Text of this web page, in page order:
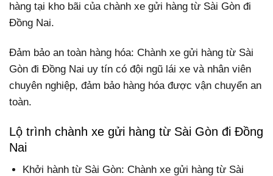
hàng tại kho bãi của chành xe gửi hàng từ Sài Gòn đi
Đồng Nai.
Đảm bảo an toàn hàng hóa: Chành xe gửi hàng từ Sài
Gòn đi Đồng Nai uy tín có đội ngũ lái xe và nhân viên
chuyên nghiệp, đảm bảo hàng hóa được vận chuyển an
toàn.
Lộ trình chành xe gửi hàng từ Sài Gòn đi Đồng
Nai
Khởi hành từ Sài Gòn: Chành xe gửi hàng từ Sài